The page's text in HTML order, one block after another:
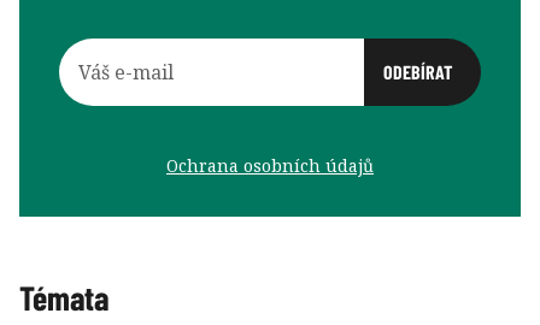
Ochrana osobních údajů
Témata